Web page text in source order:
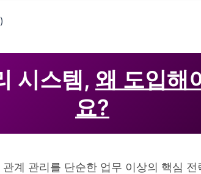
시스템, 왜 도입해
요?
계 관리를 단순한 업무 이상의 핵심 전